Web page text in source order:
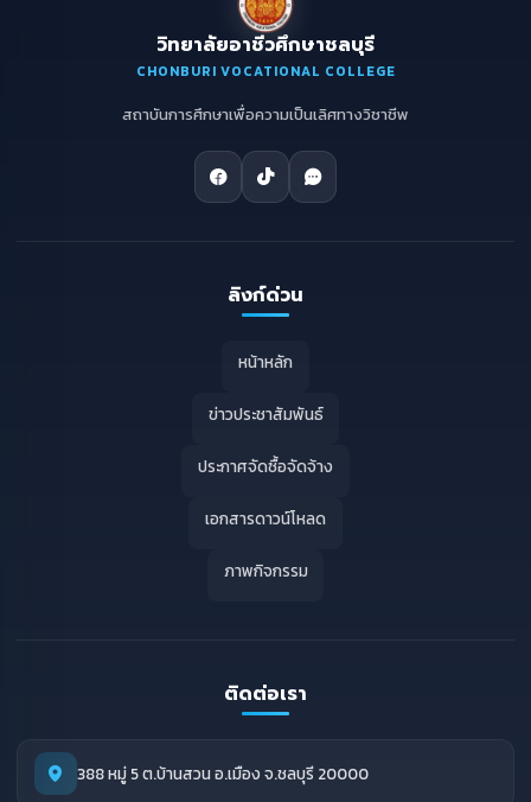
วิทยาลัยอาชีวศึกษาชลบุรี
CHONBURI VOCATIONAL COLLEGE
สถาบันการศึกษาเพื่อความเป็นเลิศทางวิชาชีพ
ลิงก์ด่วน
หน้าหลัก
ข่าวประชาสัมพันธ์
ประกาศจัดซื้อจัดจ้าง
เอกสารดาวน์โหลด
ภาพกิจกรรม
ติดต่อเรา
388 หมู่ 5 ต.บ้านสวน อ.เมือง จ.ชลบุรี 20000